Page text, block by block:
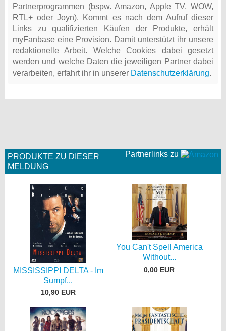
Partnerprogrammen (bspw. Amazon, Apple TV, WOW,
RTL+ oder Joyn). Kommt es nach dem Aufruf dieser
Links zu qualifizierten Käufen der Produkte, erhält
myFanbase eine Provision. Damit unterstützt ihr unsere
redaktionelle Arbeit. Welche Cookies dabei gesetzt
werden und welche Daten die jeweiligen Partner dabei
verarbeiten, erfahrt ihr in unserer Datenschutzerklärung.
Partnerlinks zu
PRODUKTE ZU DIESER
MELDUNG
MISSISSIPPI DELTA - Im
Sumpf...
10,90 EUR
You Can't Spell America
Without...
0,00 EUR